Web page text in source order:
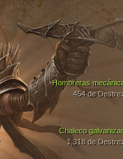
Chaleco
1,318 de
Hombreras
454 de